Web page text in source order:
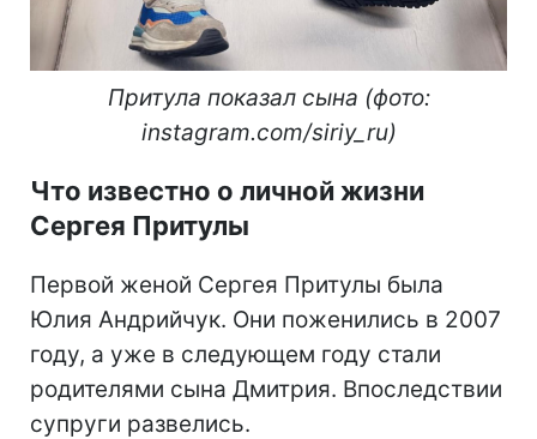
Притула показал сына (фото:
instagram.com/siriy_ru)
Что известно о личной жизни
Сергея Притулы
Первой женой Сергея Притулы была
Юлия Андрийчук. Они поженились в 2007
году, а уже в следующем году стали
родителями сына Дмитрия. Впоследствии
супруги развелись.